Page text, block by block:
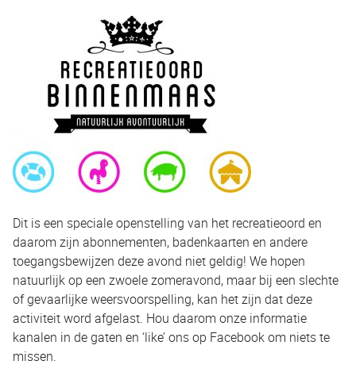
Dit is een speciale openstelling van het recreatieoord en
daarom zijn abonnementen, badenkaarten en andere
toegangsbewijzen deze avond niet geldig! We hopen
natuurlijk op een zwoele zomeravond, maar bij een slechte
of gevaarlijke weersvoorspelling, kan het zijn dat deze
activiteit word afgelast. Hou daarom onze informatie
kanalen in de gaten en ‘like’ ons op Facebook om niets te
missen.